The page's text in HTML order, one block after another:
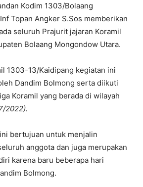
Kodim 1303/Bolaang
Topan Angker S.Sos memberikan
seluruh Prajurit jajaran Koramil
Bolaang Mongondow Utara.
1303-13/Kaidipang kegiatan ini
Dandim Bolmong serta diikuti
Koramil yang berada di wilayah
2022).
bertujuan untuk menjalin
anggota dan juga merupakan
karena baru beberapa hari
Bolmong.